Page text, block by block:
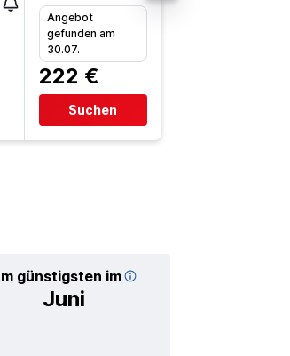
Angebot
gefunden am
30.07.
222 €
Suchen
günstigsten im
Juni